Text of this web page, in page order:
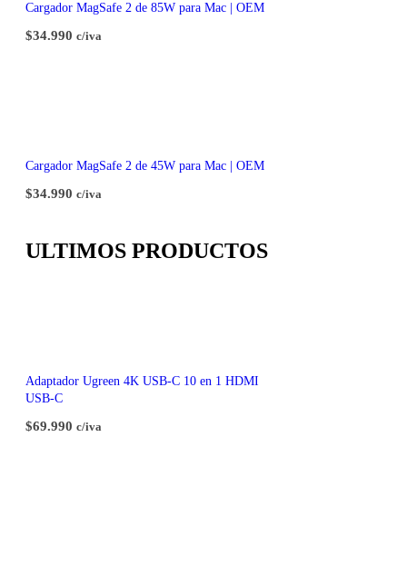
Cargador MagSafe 2 de 85W para Mac | OEM
$34.990 c/iva
Cargador MagSafe 2 de 45W para Mac | OEM
$34.990 c/iva
ULTIMOS PRODUCTOS
Adaptador Ugreen 4K USB-C 10 en 1 HDMI
USB-C
$69.990 c/iva